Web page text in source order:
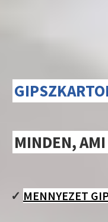
MINDEN,
✓ MENNYEZET